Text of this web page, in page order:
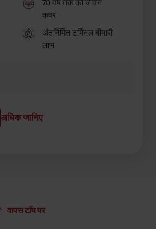
70 वर्ष तक का जीवन
कवर
अंतर्निर्मित टर्मिनल बीमारी
लाभ
अधिक जानिए
वापस टॉप पर